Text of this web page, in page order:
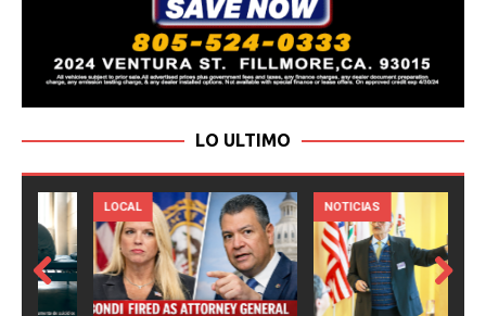
LO ULTIMO
LOCAL NOTICIAS
Next